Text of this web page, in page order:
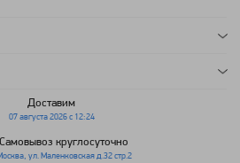
Доставим
07 августа 2026 с 12:24
Самовывоз круглосуточно
ул. Маленковская д.32 стр.2